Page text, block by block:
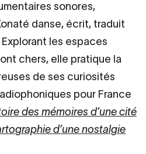
sonores,
danse, écrit, traduit
les espaces
chers, elle pratique la
de ses curiosités
pour France
des mémoires d’une cité
d’une nostalgie